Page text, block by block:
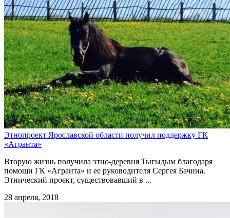
Этнопроект Ярославской области получил поддержку ГК
«Агранта»
Вторую жизнь получила этно-деревня Тыгыдым благодаря
помощи ГК «Агранта» и ее руководителя Сергея Бачина.
Этнический проект, существовавший в ...
28 апреля, 2018